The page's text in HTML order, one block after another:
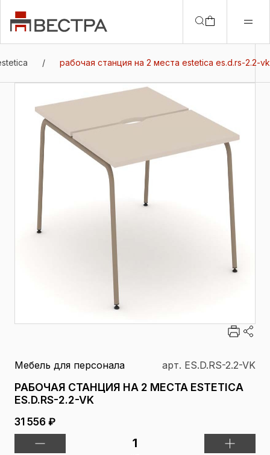
/ рабочая станция на 2 места estetica es.d.rs-2.2-vk
Мебель для персонала арт. ES.D.RS-2.2-VK
РАБОЧАЯ СТАНЦИЯ НА 2 МЕСТА ESTETICA
ES.D.RS-2.2-VK
31 556 ₽